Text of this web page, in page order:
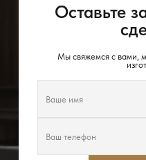
Оставьте
Мы свяжемся с вами,